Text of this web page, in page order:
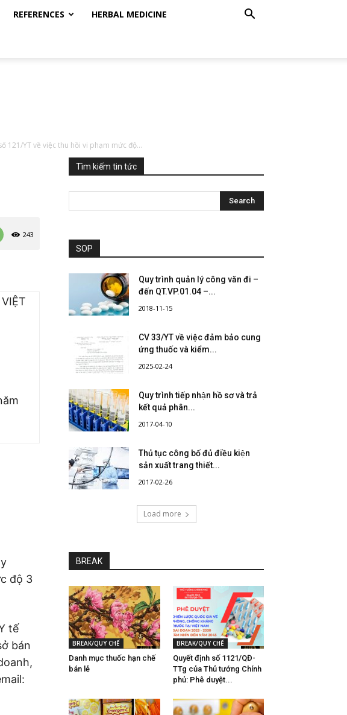
REFERENCES HERBAL MEDICINE
121/YT về việc thu hồi vi phạm mức độ...
243
độ 3
tế
bán
Tìm kiếm tin tức
SOP
Quy trình quản lý công văn đi –
đến QT.VP.01.04 –...
2018-11-15
CV 33/YT về việc đảm bảo cung
ứng thuốc và kiểm...
2025-02-24
Quy trình tiếp nhận hồ sơ và trả
kết quả phân...
2017-04-10
Thủ tục công bố đủ điều kiện
sản xuất trang thiết...
2017-02-26
Load more
BREAK
BREAK/QUY CHẾ
Danh mục thuốc hạn chế
bán lẻ
BREAK/QUY CHẾ
Quyết định số 1121/QĐ-
TTg của Thủ tướng Chính
phủ: Phê duyệt...